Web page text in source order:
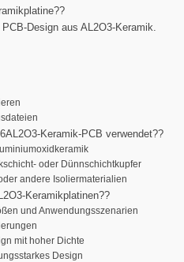
Design aus AL2O3-Keramik.
Keramik-PCB verwendet??
oder Dünnschichtkupfer
andere Isoliermaterialien
Keramikplatinen??
und Anwendungsszenarien
mit hoher Dichte
Design